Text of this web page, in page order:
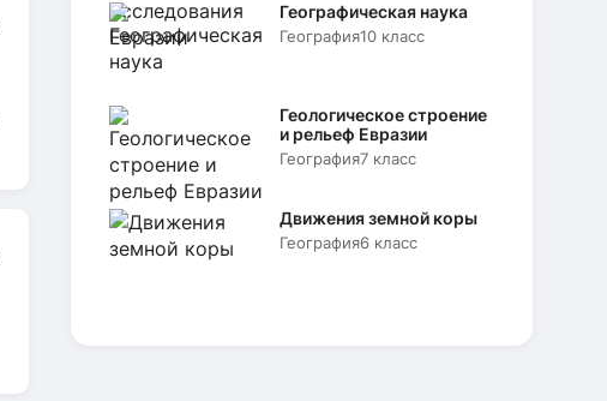
Географическая наука
География10 класс
Геологическое строение
и рельеф Евразии
География7 класс
Движения земной коры
География6 класс